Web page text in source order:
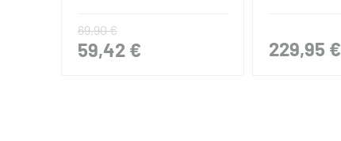
69,90 €
59,42 € 229,95 €